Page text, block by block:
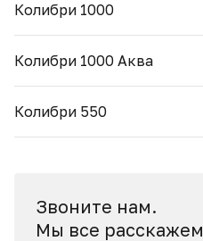
Колибри 1000
Колибри 1000 Аква
Колибри 550
Звоните нам.
Мы все расскажем